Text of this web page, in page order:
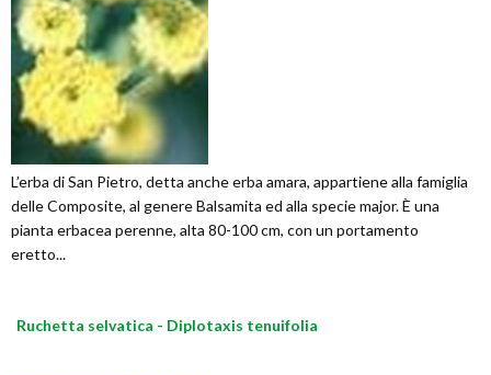
L’erba di San Pietro, detta anche erba amara, appartiene alla famiglia
delle Composite, al genere Balsamita ed alla specie major. È una
pianta erbacea perenne, alta 80-100 cm, con un portamento
eretto...
Ruchetta selvatica - Diplotaxis tenuifolia